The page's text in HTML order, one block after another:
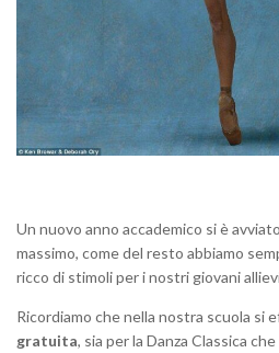
Un nuovo anno accademico si è
massimo, come del resto abbiamo
ricco di stimoli per i nostri giovani
Ricordiamo che nella nostra scuola si
gratuita, sia per la Danza Classica